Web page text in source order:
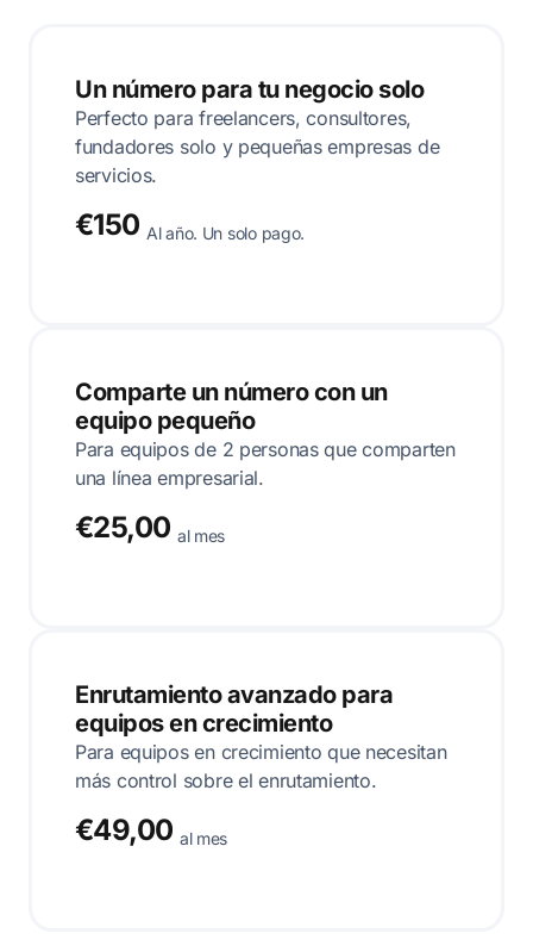
Un número para tu negocio solo
Perfecto para freelancers, consultores,
fundadores solo y pequeñas empresas de
servicios.
€150 Al año. Un solo pago.
Comparte un número con un
equipo pequeño
Para equipos de 2 personas que comparten
una línea empresarial.
€25,00 al mes
Enrutamiento avanzado para
equipos en crecimiento
Para equipos en crecimiento que necesitan
más control sobre el enrutamiento.
€49,00 al mes